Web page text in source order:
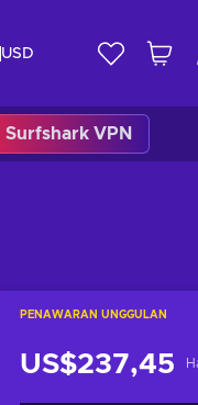
USD
Surfshark VPN
PENAWARAN UNGGULAN
US$237,45